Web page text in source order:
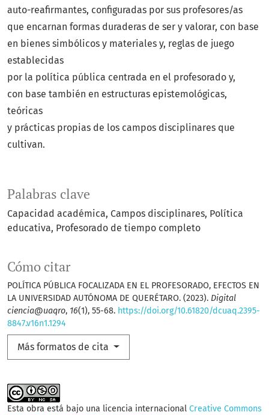
Palabras clave
Capacidad académica Campos disciplinares Política
educativa Profesorado de tiempo completo
Cómo citar
POLÍTICA PÚBLICA FOCALIZADA EN EL PROFESORADO, EFECTOS EN
LA UNIVERSIDAD AUTÓNOMA DE QUERÉTARO. (2023). Digital
ciencia@uaqro, 16(1), 55-68. https://doi.org/10.61820/dcuaq.2395-
8847.v16n1.1294
Más formatos de cita
auto-reafirmantes, configuradas por sus profesores/as
que encarnan formas duraderas de ser y valorar, con base
en bienes simbólicos y materiales y, reglas de juego
establecidas
por la política pública centrada en el profesorado y,
con base también en estructuras epistemológicas,
teóricas
y prácticas propias de los campos disciplinares que
cultivan.
Esta obra está bajo una licencia internacional Creative Commons